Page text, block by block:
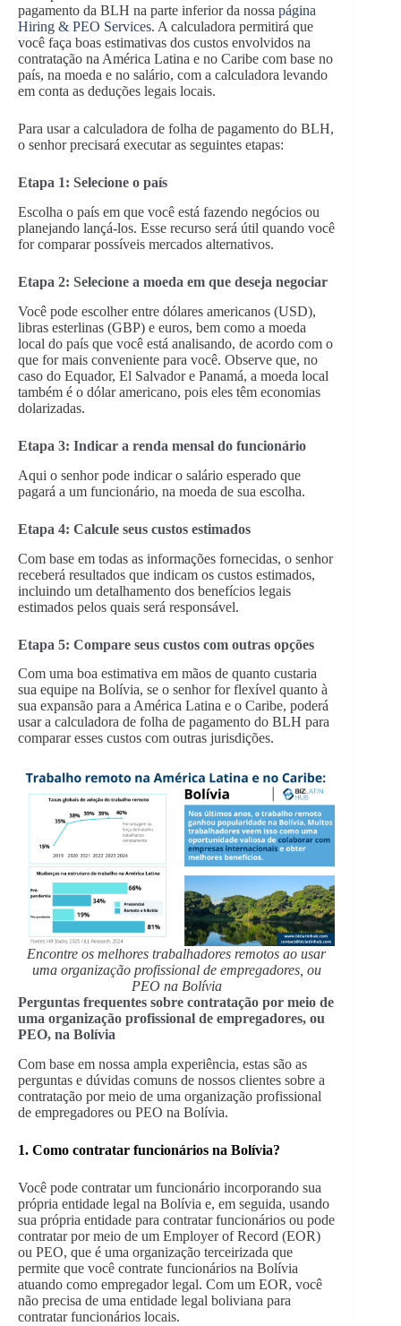
pagamento da BLH na parte inferior da nossa página
Hiring & PEO Services. A calculadora permitirá que
você faça boas estimativas dos custos envolvidos na
contratação na América Latina e no Caribe com base no
país, na moeda e no salário, com a calculadora levando
em conta as deduções legais locais.
Para usar a calculadora de folha de pagamento do BLH,
o senhor precisará executar as seguintes etapas:
Etapa 1: Selecione o país
Escolha o país em que você está fazendo negócios ou
planejando lançá-los. Esse recurso será útil quando você
for comparar possíveis mercados alternativos.
Etapa 2: Selecione a moeda em que deseja negociar
Você pode escolher entre dólares americanos (USD),
libras esterlinas (GBP) e euros, bem como a moeda
local do país que você está analisando, de acordo com o
que for mais conveniente para você. Observe que, no
caso do Equador, El Salvador e Panamá, a moeda local
também é o dólar americano, pois eles têm economias
dolarizadas.
Etapa 3: Indicar a renda mensal do funcionário
Aqui o senhor pode indicar o salário esperado que
pagará a um funcionário, na moeda de sua escolha.
Etapa 4: Calcule seus custos estimados
Com base em todas as informações fornecidas, o senhor
receberá resultados que indicam os custos estimados,
incluindo um detalhamento dos benefícios legais
estimados pelos quais será responsável.
Etapa 5: Compare seus custos com outras opções
Com uma boa estimativa em mãos de quanto custaria
sua equipe na Bolívia, se o senhor for flexível quanto à
sua expansão para a América Latina e o Caribe, poderá
usar a calculadora de folha de pagamento do BLH para
comparar esses custos com outras jurisdições.
Encontre os melhores trabalhadores remotos ao usar
uma organização profissional de empregadores, ou
PEO na Bolívia
Perguntas frequentes sobre contratação por meio de
uma organização profissional de empregadores, ou
PEO, na Bolívia
Com base em nossa ampla experiência, estas são as
perguntas e dúvidas comuns de nossos clientes sobre a
contratação por meio de uma organização profissional
de empregadores ou PEO na Bolívia.
1. Como contratar funcionários na Bolívia?
Você pode contratar um funcionário incorporando sua
própria entidade legal na Bolívia e, em seguida, usando
sua própria entidade para contratar funcionários ou pode
contratar por meio de um Employer of Record (EOR)
ou PEO, que é uma organização terceirizada que
permite que você contrate funcionários na Bolívia
atuando como empregador legal. Com um EOR, você
não precisa de uma entidade legal boliviana para
contratar funcionários locais.